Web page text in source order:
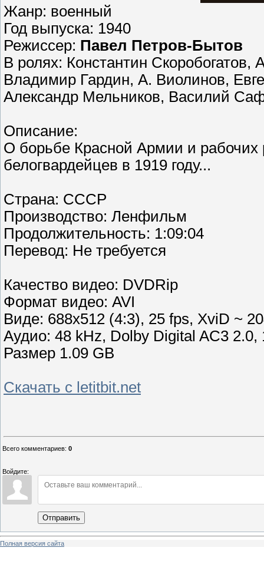
Жанр: военный
Год выпуска: 1940
Режиссер: Павел Петров-Бытов
В ролях: Константин
Владимир Гардин, А. Виолинов,
Александр Мельников, Василий
Описание:
О борьбе Красной Армии и рабочих
белогвардейцев в 1919 году...
Страна: СССР
Производство: Ленфильм
Продолжительность: 1:09:04
Перевод: Не требуется
Качество видео: DVDRip
Формат видео: AVI
Виде: 688x512 (4:3), 25 fps, XviD ~
Аудио: 48 kHz, Dolby Digital AC3 2.0,
Размер 1.09 GB
Скачать с letitbit.net
Всего комментариев: 0
Войдите:
Отправить
Полная версия сайта